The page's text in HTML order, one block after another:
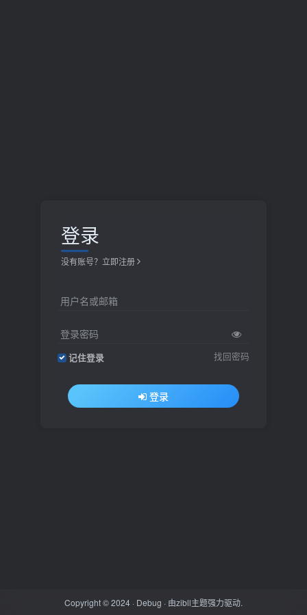
登录
没有账号？立即注册
用户名或邮箱
登录密码
记住登录 找回密码
登录
Copyright © 2024 · Debug · 由zibll主题强力驱动.